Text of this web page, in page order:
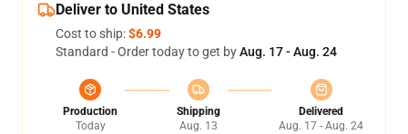
Deliver to United States
Cost to ship:$6.99
Standard - Order today to get byAug. 17 - Aug. 24
Production
Today
Shipping
Aug. 13
Delivered
Aug. 17 - Aug. 24